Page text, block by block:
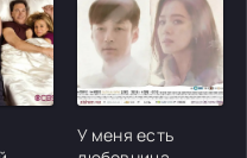
[/
У меня есть